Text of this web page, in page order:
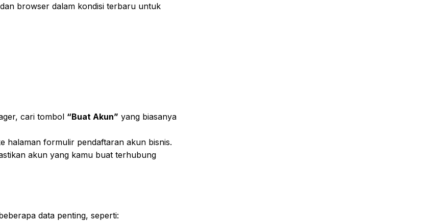
browser dalam kondisi terbaru untuk
cari tombol “Buat Akun” yang biasanya
halaman formulir pendaftaran akun bisnis.
akun yang kamu buat terhubung
data penting, seperti: